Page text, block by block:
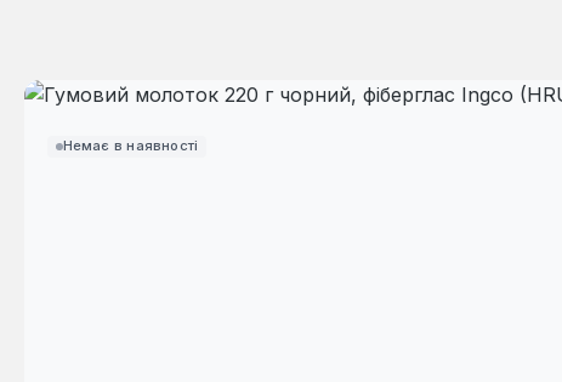
Немає в наявності
Пропустити галерею зображень